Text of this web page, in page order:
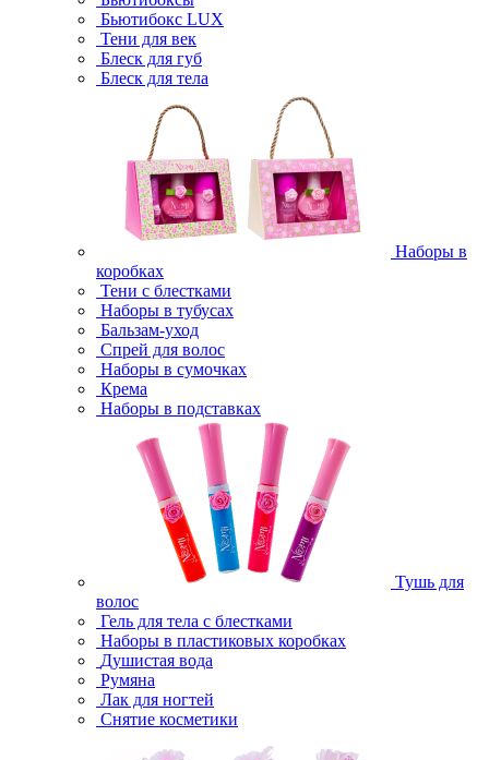
Бьютибокс LUX
Тени для век
Блеск для губ
Блеск для тела
Наборы в
коробках
Тени с блестками
Наборы в тубусах
Бальзам-уход
Спрей для волос
Наборы в сумочках
Крема
Наборы в подставках
Тушь для
волос
Гель для тела с блестками
Наборы в пластиковых коробках
Душистая вода
Румяна
Лак для ногтей
Снятие косметики